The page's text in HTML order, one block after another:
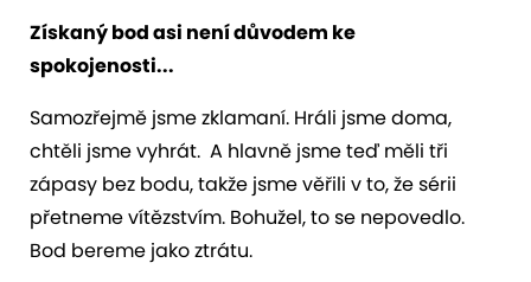
Získaný bod asi není důvodem ke
spokojenosti...
Samozřejmě jsme zklamaní. Hráli jsme doma,
chtěli jsme vyhrát. A hlavně jsme teď měli tři
zápasy bez bodu, takže jsme věřili v to, že sérii
přetneme vítězstvím. Bohužel, to se nepovedlo.
Bod bereme jako ztrátu.